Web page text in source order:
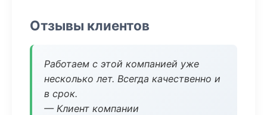
Отзывы клиентов
Работаем с этой компанией уже
несколько лет. Всегда качественно и
в срок.
— Клиент компании